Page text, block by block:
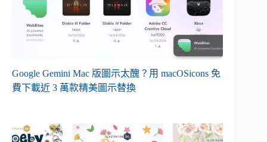
Google Gemini Mac 版圖示太醜？用 macOSicons 免
費下載近 3 萬款精美圖示替換